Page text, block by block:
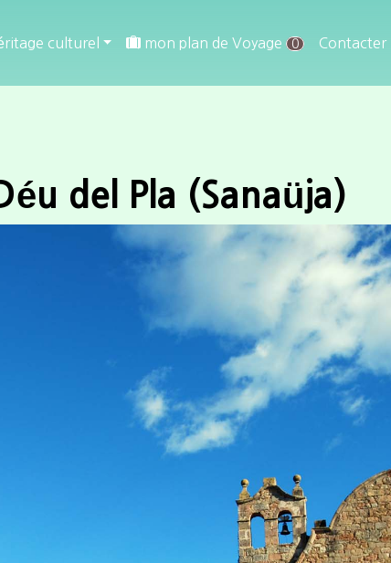
culturel mon plan de Voyage 0 Contacter
del Pla (Sanaüja)